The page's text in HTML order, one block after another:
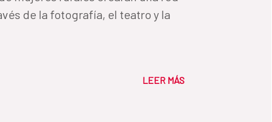
de la fotografía, el teatro y la
LEER MÁS